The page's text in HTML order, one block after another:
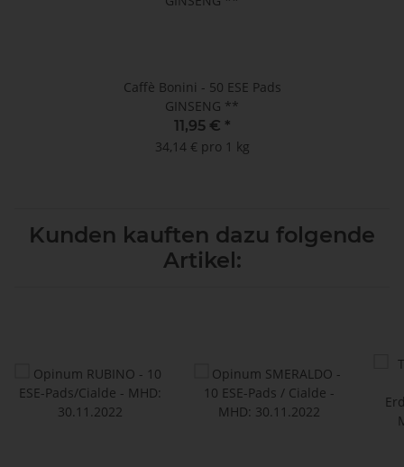
Caffè Bonini - 50 ESE Pads
GINSENG **
11,95 € *
34,14 € pro 1 kg
Kunden kauften dazu folgende
Artikel: